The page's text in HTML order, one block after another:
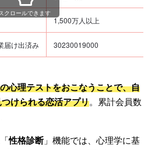
1,500万人以上
届け出済み 30230019000
クロールできます
心理テストをおこなうことで、自
けられる恋活アプリ。累計会員数
性格診断」機能では、心理学に基